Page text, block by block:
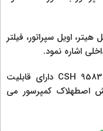
اویل سپراتور، فیلتر
اشاره نمود.
کمپرسور اسکرو 210 اسب بیتزر مدل CSH 9583-210 دارای قابلیت
اصطهلاک کمپرسور می